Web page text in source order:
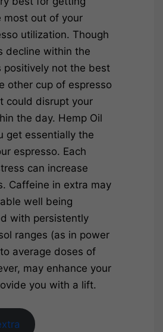
most out of your
utilization. Though
decline within the
positively not the best
other cup of espresso
could disrupt your
the day. Hemp Oil
get essentially the
espresso. Each
can increase
Caffeine in extra may
well being
with persistently
ranges (as in power
average doses of
may enhance your
you with a lift.